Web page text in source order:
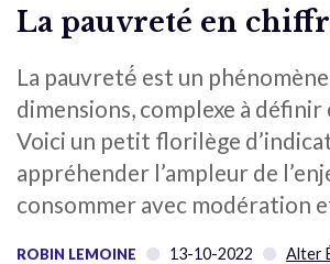
La pauvreté en
La pauvreté́ est un
dimensions, complexe à
Voici un petit florilège
appréhender l’ampleur de
consommer avec modération
ROBIN LEMOINE 13-10-2022 Alter